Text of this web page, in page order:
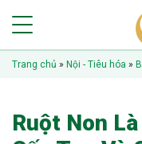
Trang chủ » Nội - Tiêu hóa »
Ruột Non